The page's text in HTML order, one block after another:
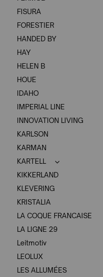
FISURA
FORESTIER
HANDED BY
HAY
HELEN B
HOUE
IDAHO
IMPERIAL LINE
INNOVATION LIVING
KARLSON
KARMAN
KARTELL
KIKKERLAND
KLEVERING
KRISTALIA
LA COQUE FRANCAISE
LA LIGNE 29
Leitmotiv
LEOLUX
LES ALLUMÉES